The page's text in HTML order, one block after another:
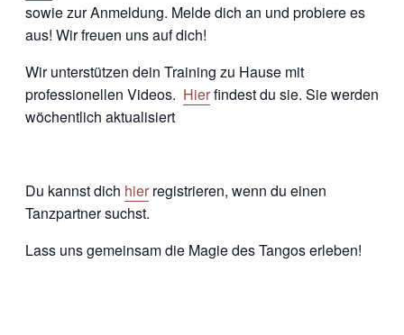
sowie zur Anmeldung. Melde dich an und probiere es
aus! Wir freuen uns auf dich!
Wir unterstützen dein Training zu Hause mit
professionellen Videos. Hierfindest du sie. Sie werden
wöchentlich aktualisiert
Du kannst dich hier registrieren, wenn du einen
Tanzpartner suchst.
Lass uns gemeinsam die Magie des Tangos erleben!